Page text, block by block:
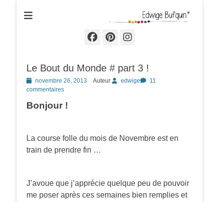
Edwige Bufquin
Facebook
Pinterest
Instagram
Le Bout du Monde # part 3 !
Posted
on
novembre 26, 2013 Auteur edwige
11
commentaires
Bonjour !
La course folle du mois de Novembre est en
train de prendre fin …
J’avoue que j’apprécie quelque peu de pouvoir
me poser après ces semaines bien remplies et